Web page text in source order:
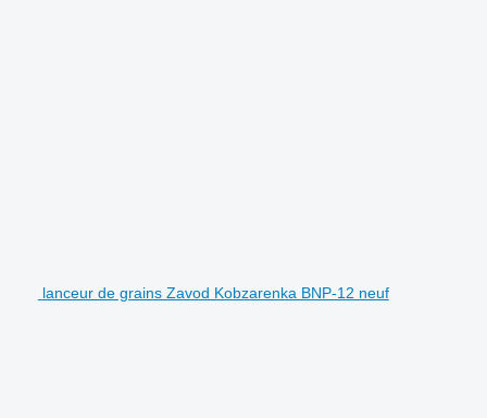
lanceur de grains Zavod Kobzarenka BNP-12 neuf